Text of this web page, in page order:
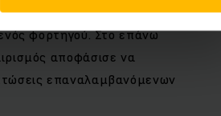
13 παλέτες. Δύο
φορτηγού. Στο επάνω
αποφάσισε να
επαναλαμβανόμενων